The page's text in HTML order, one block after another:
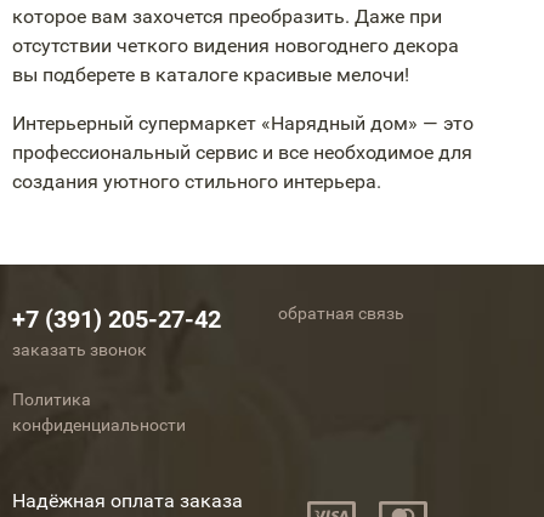
которое вам захочется преобразить. Даже при
отсутствии четкого видения новогоднего декора
вы подберете в каталоге красивые мелочи!
Интерьерный супермаркет «Нарядный дом» — это
профессиональный сервис и все необходимое для
создания уютного стильного интерьера.
+7 (391) 205-27-42
заказать звонок
обратная связь
Политика
конфиденциальности
Надёжная оплата заказа